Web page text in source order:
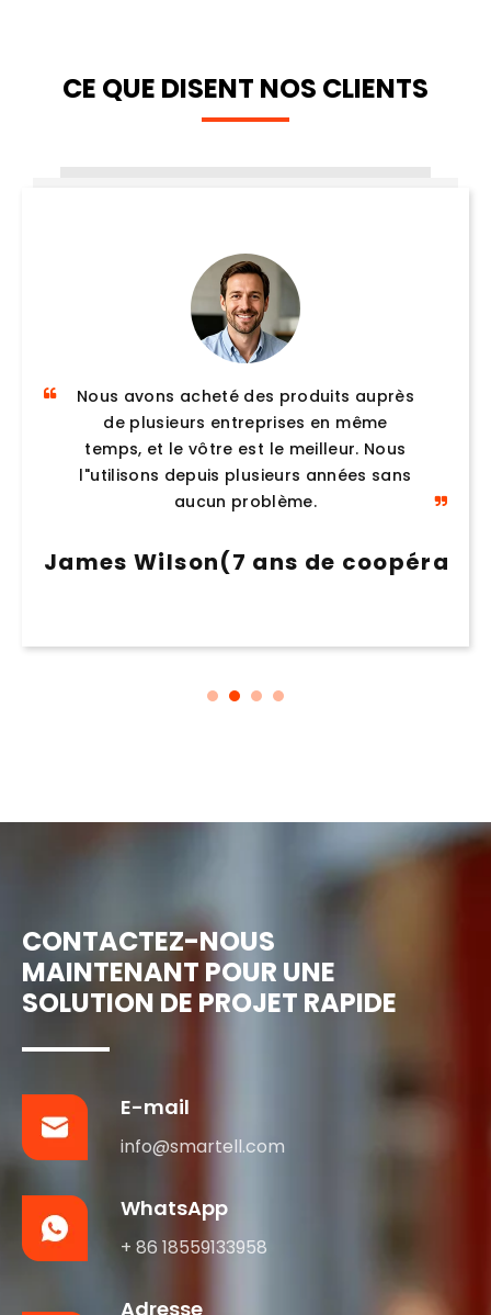
CE QUE DISENT NOS CLIENTS
Nous avons également acheté les
produits d"autres personnes, mais de
nombreux problèmes sont survenus. À
l’avenir, nous achèterons toujours tous
les équipements chez vous.
Sophie Martin(15 ans de
CONTACTEZ-NOUS
MAINTENANT POUR UNE
SOLUTION DE PROJET RAPIDE
E-mail
info@smartell.com
WhatsApp
+ 86 18559133958
Adresse